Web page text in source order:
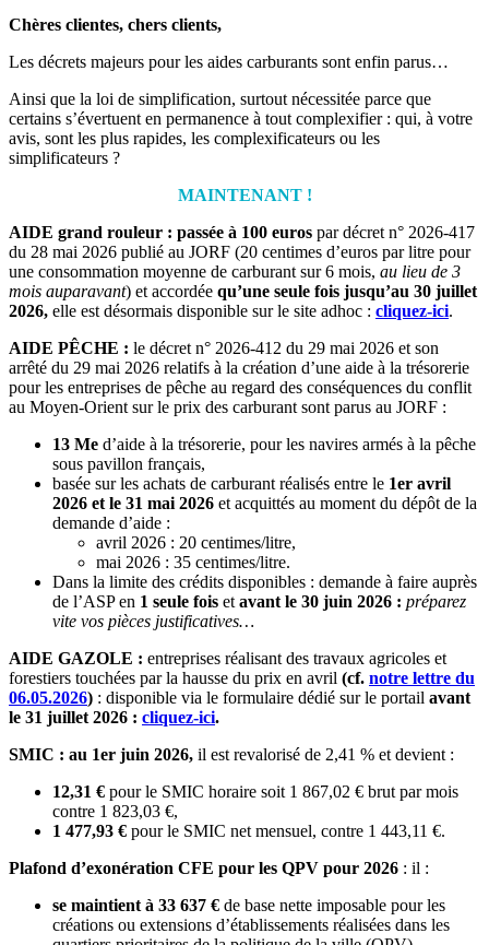
Chères clientes, chers clients,
Les décrets majeurs pour les aides carburants sont enfin parus…
Ainsi que la loi de simplification, surtout nécessitée parce que
certains s’évertuent en permanence à tout complexifier : qui, à votre
avis, sont les plus rapides, les complexificateurs ou les
simplificateurs ?
MAINTENANT !
AIDE grand rouleur : passée à 100 euros par décret n° 2026-417
du 28 mai 2026 publié au JORF (20 centimes d’euros par litre pour
une consommation moyenne de carburant sur 6 mois, au lieu de 3
mois auparavant) et accordée qu’une seule fois jusqu’au 30 juillet
2026, elle est désormais disponible sur le site adhoc : cliquez-ici.
AIDE PÊCHE : le décret n° 2026-412 du 29 mai 2026 et son
arrêté du 29 mai 2026 relatifs à la création d’une aide à la trésorerie
pour les entreprises de pêche au regard des conséquences du conflit
au Moyen-Orient sur le prix des carburant sont parus au JORF :
13 Me d’aide à la trésorerie, pour les navires armés à la pêche
sous pavillon français,
basée sur les achats de carburant réalisés entre le 1er avril
2026 et le 31 mai 2026 et acquittés au moment du dépôt de la
demande d’aide :
avril 2026 : 20 centimes/litre,
mai 2026 : 35 centimes/litre.
Dans la limite des crédits disponibles : demande à faire auprès
de l’ASP en 1 seule fois et avant le 30 juin 2026 : préparez
vite vos pièces justificatives…
AIDE GAZOLE : entreprises réalisant des travaux agricoles et
forestiers touchées par la hausse du prix en avril (cf. notre lettre du
06.05.2026) : disponible via le formulaire dédié sur le portail avant
le 31 juillet 2026 : cliquez-ici.
SMIC : au 1er juin 2026, il est revalorisé de 2,41 % et devient :
12,31 € pour le SMIC horaire soit 1 867,02 € brut par mois
contre 1 823,03 €,
1 477,93 € pour le SMIC net mensuel, contre 1 443,11 €.
Plafond d’exonération CFE pour les QPV pour 2026 : il :
se maintient à 33 637 € de base nette imposable pour les
créations ou extensions d’établissements réalisées dans les